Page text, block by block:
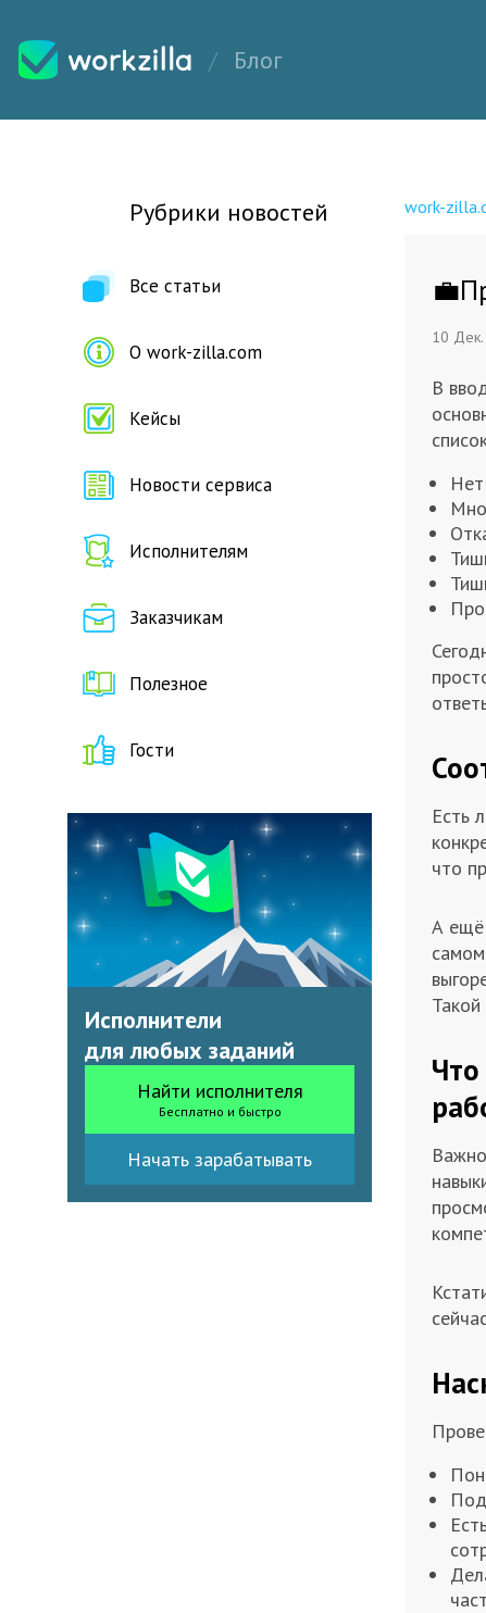
Блог
Рубрики новостей
Все статьи
О work-zilla.com
Кейсы
Новости сервиса
Исполнителям
Заказчикам
Полезное
Гости
Исполнители
для любых заданий
Найти исполнителя
Бесплатно и быстро
Начать зарабатывать
work-
10
В
Есть
что
А ещё